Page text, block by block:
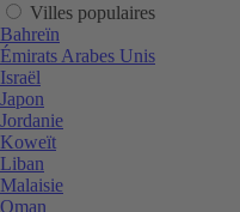
Villes populaires
Bahreïn
Émirats Arabes Unis
Israël
Japon
Jordanie
Koweït
Liban
Malaisie
Oman